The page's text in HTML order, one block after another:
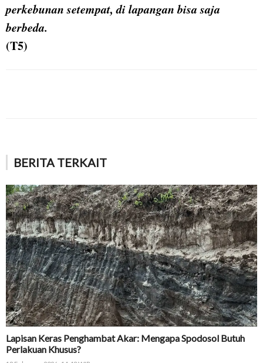
perkebunan setempat, di lapangan bisa saja
berbeda.
(T5)
BERITA TERKAIT
Lapisan Keras Penghambat Akar: Mengapa Spodosol Butuh
Perlakuan Khusus?